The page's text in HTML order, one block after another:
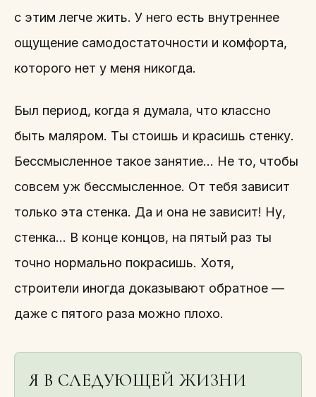
с этим легче жить. У него есть внутреннее
ощущение самодостаточности и комфорта,
которого нет у меня никогда.
Был период, когда я думала, что классно
быть маляром. Ты стоишь и красишь стенку.
Бессмысленное такое занятие… Не то, чтобы
совсем уж бессмысленное. От тебя зависит
только эта стенка. Да и она не зависит! Ну,
стенка… В конце концов, на пятый раз ты
точно нормально покрасишь. Хотя,
строители иногда доказывают обратное —
даже с пятого раза можно плохо.
Я В СЛЕДУЮЩЕЙ ЖИЗНИ